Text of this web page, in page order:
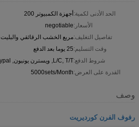
الحد الأدنى لكمية:أجهزة الكمبيوتر 200
الأسعار:negotiable
تفاصيل التغليف:مربع الخشب الرقائقي والبليت
وقت التسليم:25 يوما بعد الدفع
شروط الدفع:L/C, T/T, ويسترن يونيون, MoneyGram, paypal
القدرة على العرض:5000sets/Month
وصف
رفوف الفرن كورديريت